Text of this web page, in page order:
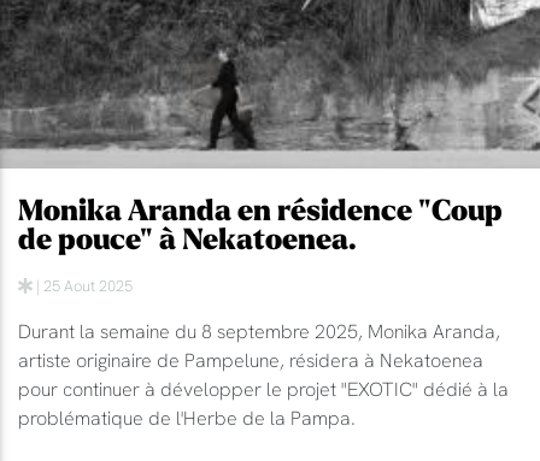
Monika Aranda en résidence "Coup
de pouce" à Nekatoenea.
| 25 Aout 2025
Durant la semaine du 8 septembre 2025, Monika Aranda,
artiste originaire de Pampelune, résidera à Nekatoenea
pour continuer à développer le projet "EXOTIC" dédié à la
problématique de l'Herbe de la Pampa.